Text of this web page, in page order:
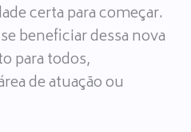
certa para começar.
beneficiar dessa nova
para todos,
de atuação ou